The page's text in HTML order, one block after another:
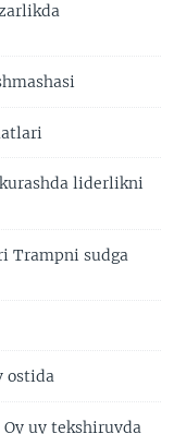
liderlikni
Trampni sudga
ostida
uy tekshiruvda